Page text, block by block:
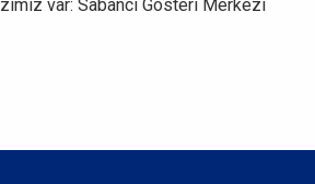
var: Sabancı Gösteri Merkezi